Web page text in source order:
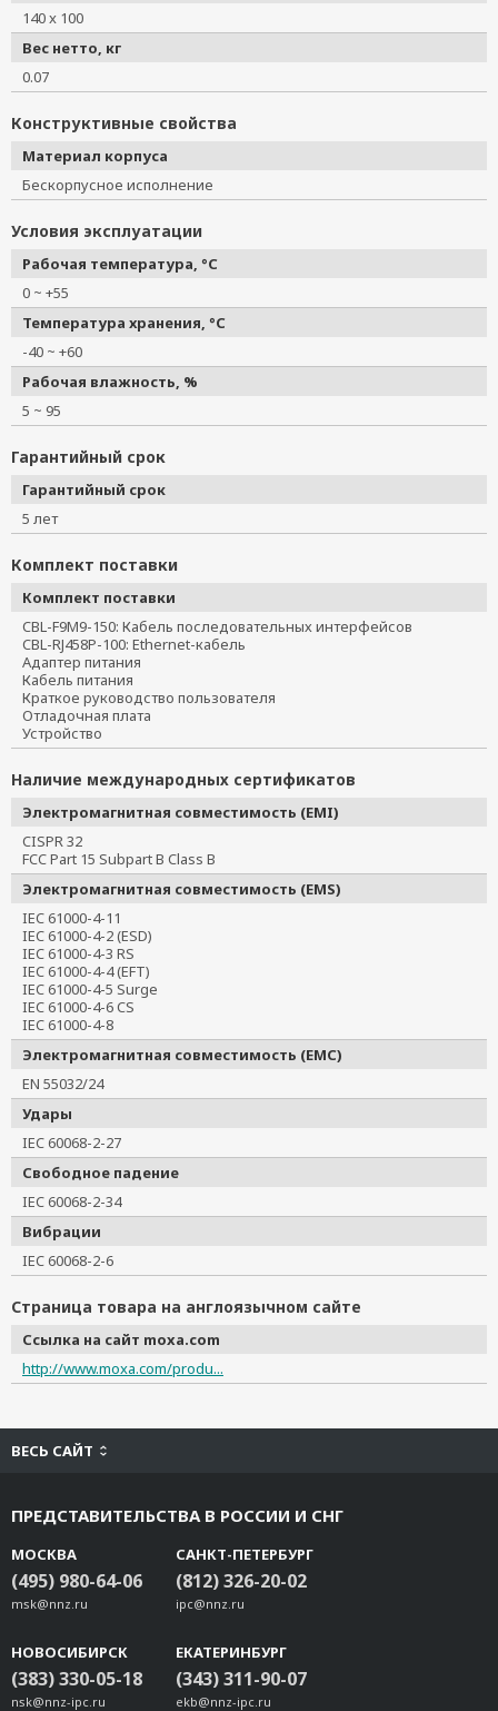
140 x 100
Вес нетто, кг
0.07
Конструктивные свойства
Материал корпуса
Бескорпусное исполнение
Условия эксплуатации
Рабочая температура, °C
0 ~ +55
Температура хранения, °C
-40 ~ +60
Рабочая влажность, %
5 ~ 95
Гарантийный срок
Гарантийный срок
5 лет
Комплект поставки
Комплект поставки
CBL-F9M9-150: Кабель последовательных интерфейсов
CBL-RJ458P-100: Ethernet-кабель
Адаптер питания
Кабель питания
Краткое руководство пользователя
Отладочная плата
Устройство
Наличие международных сертификатов
Электромагнитная совместимость (EMI)
CISPR 32
FCC Part 15 Subpart B Class B
Электромагнитная совместимость (EMS)
IEC 61000-4-11
IEC 61000-4-2 (ESD)
IEC 61000-4-3 RS
IEC 61000-4-4 (EFT)
IEC 61000-4-5 Surge
IEC 61000-4-6 CS
IEC 61000-4-8
Электромагнитная совместимость (EMC)
EN 55032/24
Удары
IEC 60068-2-27
Свободное падение
IEC 60068-2-34
Вибрации
IEC 60068-2-6
Страница товара на англоязычном сайте
Ссылка на сайт moxa.com
http://www.moxa.com/produ...
ВЕСЬ САЙТ
ПРЕДСТАВИТЕЛЬСТВА В РОССИИ И СНГ
МОСКВА
(495) 980-64-06
msk@nnz.ru
САНКТ-ПЕТЕРБУРГ
(812) 326-20-02
ipc@nnz.ru
НОВОСИБИРСК
(383) 330-05-18
nsk@nnz-ipc.ru
ЕКАТЕРИНБУРГ
(343) 311-90-07
ekb@nnz-ipc.ru